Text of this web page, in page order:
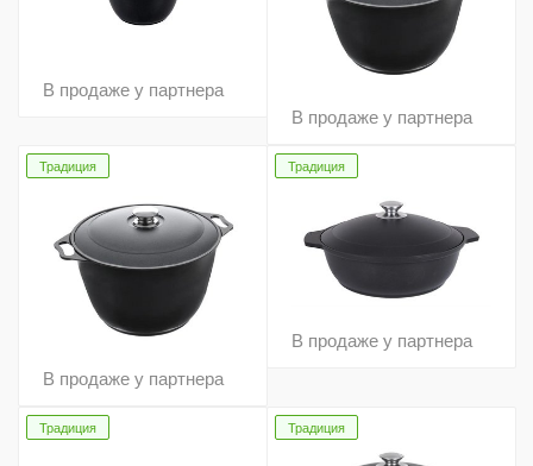
В продаже у партнера
В продаже у партнера
Традиция
В продаже у партнера
Традиция
В продаже у партнера
Традиция Традиция